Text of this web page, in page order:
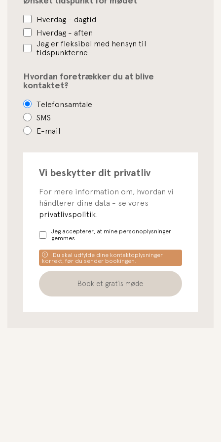
Hverdag - dagtid
Hverdag - aften
Jeg er fleksibel med hensyn til
tidspunkterne
Hvordan foretrækker du at blive
kontaktet?
Telefonsamtale
SMS
E-mail
Vi beskytter dit privatliv
For mere information om, hvordan vi
håndterer dine data - se vores
privatlivspolitik.
Jeg accepterer, at mine personoplysninger
gemmes
Du skal udfylde dine kontaktoplysninger
korrekt, før du sender bookingen.
Book et gratis møde